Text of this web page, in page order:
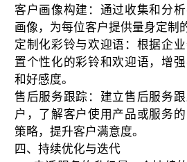
客户画像构建：通过收集和分
画像，为每位客户提供量身定制
定制化彩铃与欢迎语：根据企
置个性化的彩铃和欢迎语，增
和好感度。
售后服务跟踪：建立售后服务
户，了解客户使用产品或服务
策略，提升客户满意度。
四、持续优化与迭代